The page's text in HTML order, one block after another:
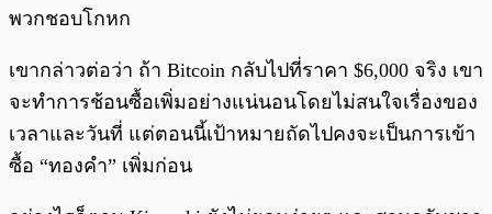
พวกชอบโกหก
เขากล่าวต่อว่า ถ้า Bitcoin กลับไปที่ราคา $6,000 จริง เขา
จะทำการช้อนซื้อเพิ่มอย่างแน่นอนโดยไม่สนใจเรื่องของ
เวลาและวันที่ แต่ตอนนี้เป้าหมายถัดไปคงจะเป็นการเข้า
ซื้อ “ทองคำ” เพิ่มก่อน